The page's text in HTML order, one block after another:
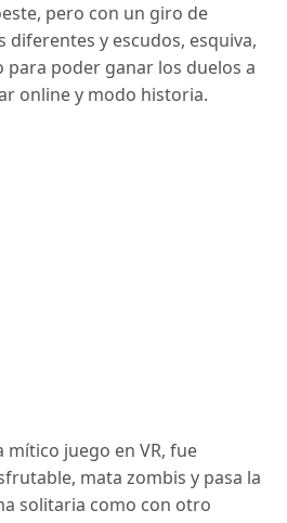
pero con un giro de
diferentes y escudos, esquiva,
para poder ganar los duelos a
online y modo historia.
mítico juego en VR, fue
mata zombis y pasa la
solitaria como con otro